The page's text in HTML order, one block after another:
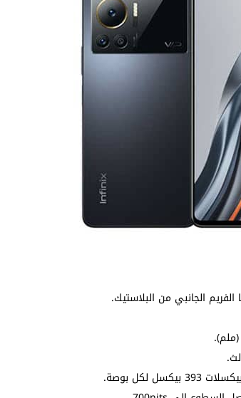
الجانبي من البلاستيك.